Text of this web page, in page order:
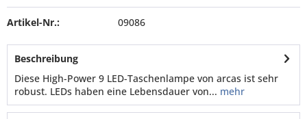
Artikel-Nr.: 09086
Beschreibung
Diese High-Power 9 LED-Taschenlampe von arcas ist sehr
robust. LEDs haben eine Lebensdauer von... mehr